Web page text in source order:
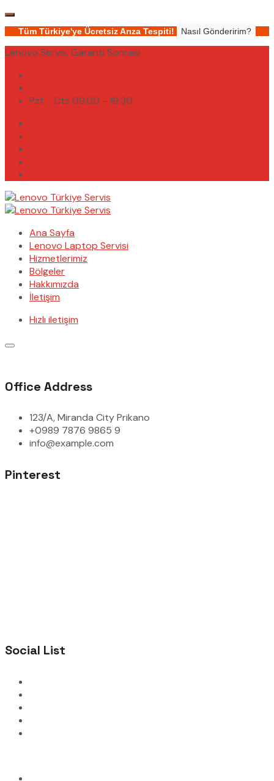
Tüm Türkiye'ye Ücretsiz Arıza Tespiti! Nasıl Gönderirim?
Lenovo Servis, Garanti Sonrası
Pzt - Cts 09.00 - 19.30
Ana Sayfa
Lenovo Laptop Servisi
Hizmetlerimiz
Bölgeler
Hakkımızda
İletişim
Hızlı iletişim
Office Address
123/A, Miranda City Prikano
+0989 7876 9865 9
info@example.com
Pinterest
Social List